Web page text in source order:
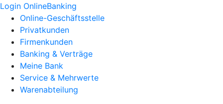
Login OnlineBanking
Online-Geschäftsstelle
Privatkunden
Firmenkunden
Banking & Verträge
Meine Bank
Service & Mehrwerte
Warenabteilung